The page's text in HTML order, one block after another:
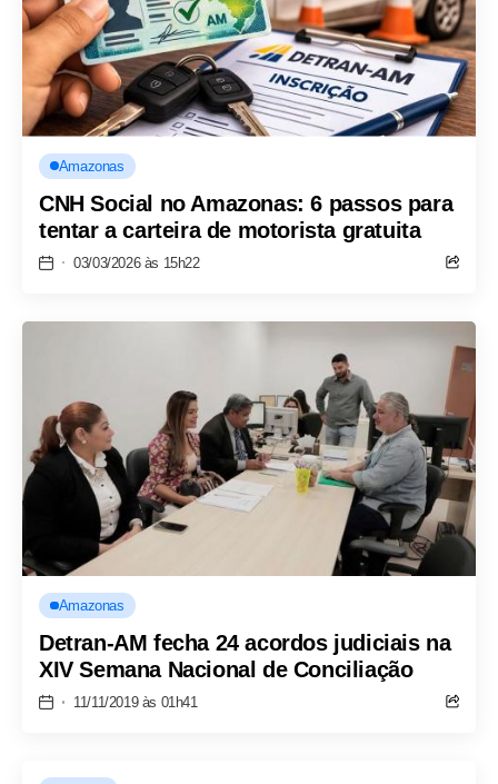
Amazonas
CNH Social no Amazonas: 6 passos para
tentar a carteira de motorista gratuita
03/03/2026 às 15h22
Amazonas
Detran-AM fecha 24 acordos judiciais na
XIV Semana Nacional de Conciliação
11/11/2019 às 01h41